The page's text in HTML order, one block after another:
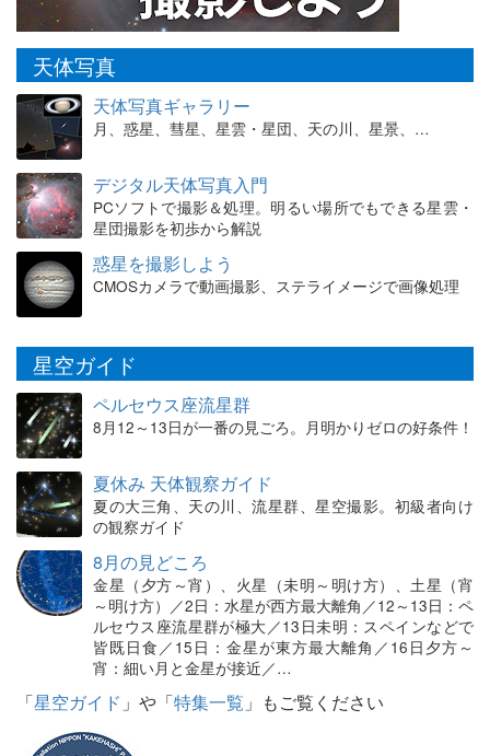
天体写真
天体写真ギャラリー
月、惑星、彗星、星雲・星団、天の川、星景、…
デジタル天体写真入門
PCソフトで撮影＆処理。明るい場所でもできる星雲・
星団撮影を初歩から解説
惑星を撮影しよう
CMOSカメラで動画撮影、ステライメージで画像処理
星空ガイド
ペルセウス座流星群
8月12～13日が一番の見ごろ。月明かりゼロの好条件！
夏休み 天体観察ガイド
夏の大三角、天の川、流星群、星空撮影。初級者向け
の観察ガイド
8月の見どころ
金星（夕方～宵）、火星（未明～明け方）、土星（宵
～明け方）／2日：水星が西方最大離角／12～13日：ペ
ルセウス座流星群が極大／13日未明：スペインなどで
皆既日食／15日：金星が東方最大離角／16日夕方～
宵：細い月と金星が接近／…
「星空ガイド 」や「特集一覧 」もご覧ください